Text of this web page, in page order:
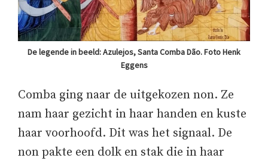
De legende in beeld: Azulejos, Santa Comba Dão. Foto Henk
Eggens
Comba ging naar de uitgekozen non. Ze
nam haar gezicht in haar handen en kuste
haar voorhoofd. Dit was het signaal. De
non pakte een dolk en stak die in haar